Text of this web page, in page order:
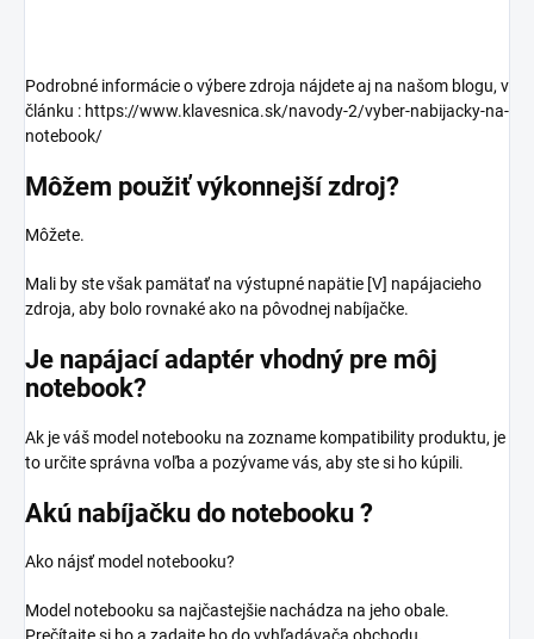
Podrobné informácie o výbere zdroja nájdete aj na našom blogu, v
článku : https://www.klavesnica.sk/navody-2/vyber-nabijacky-na-
notebook/
Môžem použiť výkonnejší zdroj?
Môžete.
Mali by ste však pamätať na výstupné napätie [V] napájacieho
zdroja, aby bolo rovnaké ako na pôvodnej nabíjačke.
Je napájací adaptér vhodný pre môj
notebook?
Ak je váš model notebooku na zozname kompatibility produktu, je
to určite správna voľba a pozývame vás, aby ste si ho kúpili.
Akú nabíjačku do notebooku ?
Ako nájsť model notebooku?
Model notebooku sa najčastejšie nachádza na jeho obale.
Prečítajte si ho a zadajte ho do vyhľadávača obchodu.